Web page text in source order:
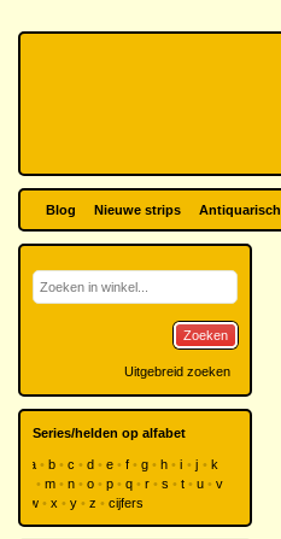
Blog Nieuwe strips Antiquarisch
Zoeken
Uitgebreid zoeken
Series/helden op alfabet
a b c d e f g h i j
k
m n o p q r s t u
v
w
x y z cijfers